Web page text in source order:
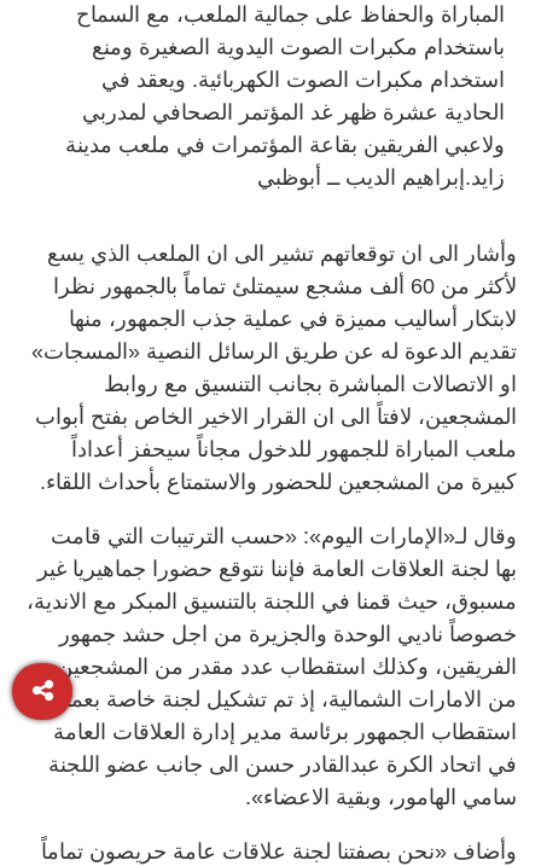
المباراة والحفاظ على جمالية الملعب، مع السماح
باستخدام مكبرات الصوت اليدوية الصغيرة ومنع
استخدام مكبرات الصوت الكهربائية. ويعقد في
الحادية عشرة ظهر غد المؤتمر الصحافي لمدربي
ولاعبي الفريقين بقاعة المؤتمرات في ملعب مدينة
زايد.إبراهيم الديب ــ أبوظبي
وأشار الى ان توقعاتهم تشير الى ان الملعب الذي يسع
لأكثر من 60 ألف مشجع سيمتلئ تماماً بالجمهور نظرا
لابتكار أساليب مميزة في عملية جذب الجمهور، منها
تقديم الدعوة له عن طريق الرسائل النصية «المسجات»
او الاتصالات المباشرة بجانب التنسيق مع روابط
المشجعين، لافتاً الى ان القرار الاخير الخاص بفتح أبواب
ملعب المباراة للجمهور للدخول مجاناً سيحفز أعداداً
كبيرة من المشجعين للحضور والاستمتاع بأحداث اللقاء.
وقال لـ«الإمارات اليوم»: «حسب الترتيبات التي قامت
بها لجنة العلاقات العامة فإننا نتوقع حضورا جماهيريا غير
مسبوق، حيث قمنا في اللجنة بالتنسيق المبكر مع الاندية،
خصوصاً ناديي الوحدة والجزيرة من اجل حشد جمهور
الفريقين، وكذلك استقطاب عدد مقدر من المشجعين
من الامارات الشمالية، إذ تم تشكيل لجنة خاصة بعملية
استقطاب الجمهور برئاسة مدير إدارة العلاقات العامة
في اتحاد الكرة عبدالقادر حسن الى جانب عضو اللجنة
سامي الهامور، وبقية الاعضاء».
وأضاف «نحن بصفتنا لجنة علاقات عامة حريصون تماماً